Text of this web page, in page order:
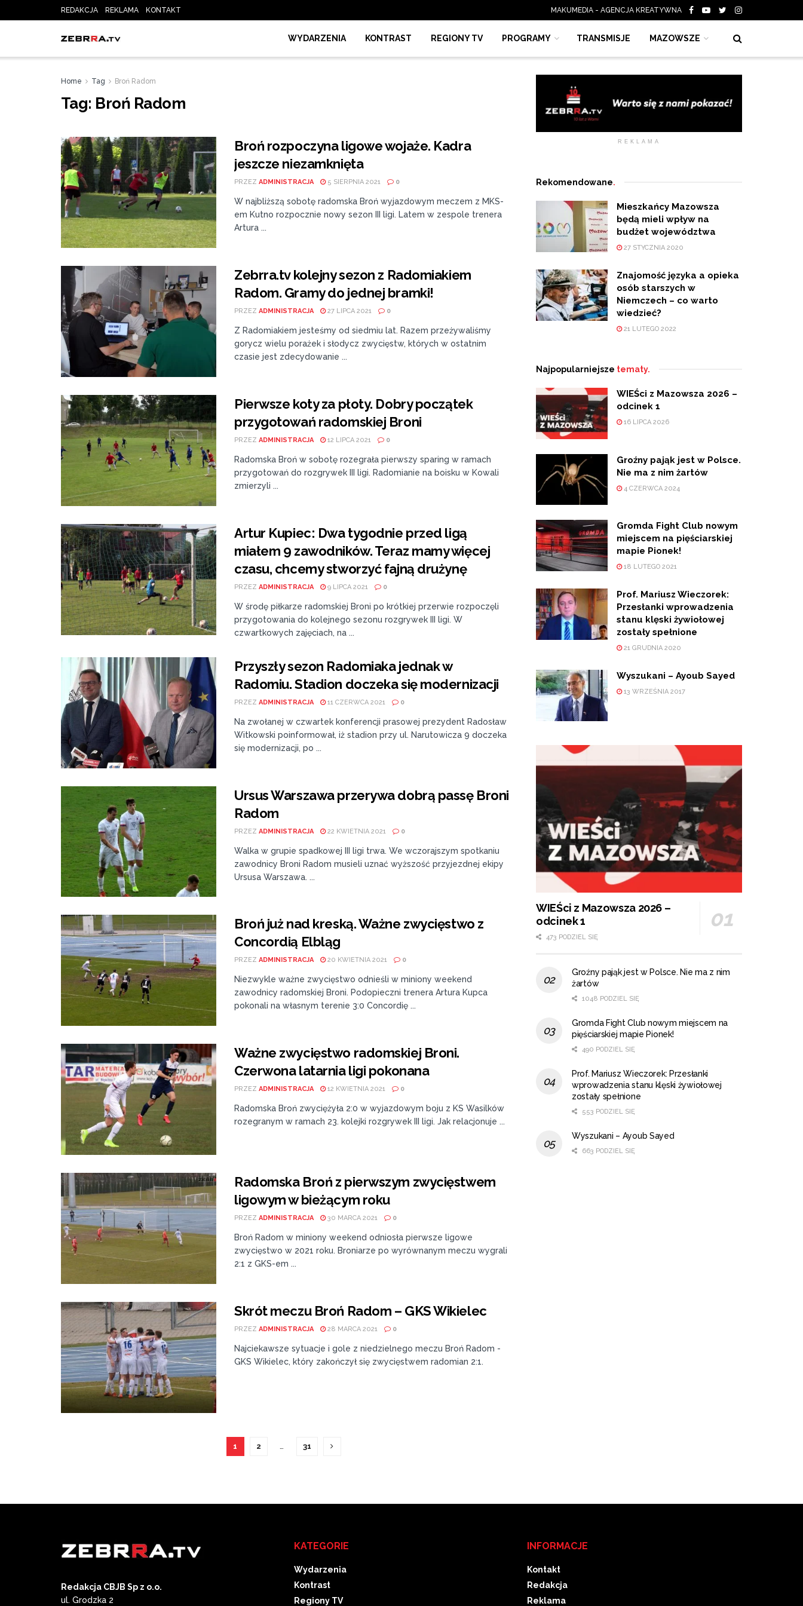
REDAKCJA REKLAMA KONTAKT MAKUMEDIA - AGENCJA KREATYWNA
WYDARZENIA KONTRAST REGIONY TV PROGRAMY TRANSMISJE MAZOWSZE
Home Tag Broń Radom
Tag: Broń Radom
Broń rozpoczyna ligowe wojaże. Kadra
jeszcze niezamknięta
PRZEZ ADMINISTRACJA 5 SIERPNIA 2021 0
W najbliższą sobotę radomska Broń wyjazdowym meczem z MKS-
em Kutno rozpocznie nowy sezon III ligi. Latem w zespole trenera
Artura ...
Zebrra.tv kolejny sezon z Radomiakiem
Radom. Gramy do jednej bramki!
PRZEZ ADMINISTRACJA 27 LIPCA 2021 0
Z Radomiakiem jesteśmy od siedmiu lat. Razem przeżywaliśmy
gorycz wielu porażek i słodycz zwycięstw, których w ostatnim
czasie jest zdecydowanie ...
Pierwsze koty za płoty. Dobry początek
przygotowań radomskiej Broni
PRZEZ ADMINISTRACJA 12 LIPCA 2021 0
Radomska Broń w sobotę rozegrała pierwszy sparing w ramach
przygotowań do rozgrywek III ligi. Radomianie na boisku w Kowali
zmierzyli ...
Artur Kupiec: Dwa tygodnie przed ligą
miałem 9 zawodników. Teraz mamy więcej
czasu, chcemy stworzyć fajną drużynę
PRZEZ ADMINISTRACJA 9 LIPCA 2021 0
W środę piłkarze radomskiej Broni po krótkiej przerwie rozpoczęli
przygotowania do kolejnego sezonu rozgrywek III ligi. W
czwartkowych zajęciach, na ...
Przyszły sezon Radomiaka jednak w
Radomiu. Stadion doczeka się modernizacji
PRZEZ ADMINISTRACJA 11 CZERWCA 2021 0
Na zwołanej w czwartek konferencji prasowej prezydent Radosław
Witkowski poinformował, iż stadion przy ul. Narutowicza 9 doczeka
się modernizacji, po ...
Ursus Warszawa przerywa dobrą passę Broni
Radom
PRZEZ ADMINISTRACJA 22 KWIETNIA 2021 0
Walka w grupie spadkowej III ligi trwa. We wczorajszym spotkaniu
zawodnicy Broni Radom musieli uznać wyższość przyjezdnej ekipy
Ursusa Warszawa. ...
Broń już nad kreską. Ważne zwycięstwo z
Concordią Elbląg
PRZEZ ADMINISTRACJA 20 KWIETNIA 2021 0
Niezwykle ważne zwycięstwo odnieśli w miniony weekend
zawodnicy radomskiej Broni. Podopieczni trenera Artura Kupca
pokonali na własnym terenie 3:0 Concordię ...
Ważne zwycięstwo radomskiej Broni.
Czerwona latarnia ligi pokonana
PRZEZ ADMINISTRACJA 12 KWIETNIA 2021 0
Radomska Broń zwyciężyła 2:0 w wyjazdowym boju z KS Wasilków
rozegranym w ramach 23. kolejki rozgrywek III ligi. Jak relacjonuje ...
Radomska Broń z pierwszym zwycięstwem
ligowym w bieżącym roku
PRZEZ ADMINISTRACJA 30 MARCA 2021 0
Broń Radom w miniony weekend odniosła pierwsze ligowe
zwycięstwo w 2021 roku. Broniarze po wyrównanym meczu wygrali
2:1 z GKS-em ...
Skrót meczu Broń Radom – GKS Wikielec
PRZEZ ADMINISTRACJA 28 MARCA 2021 0
Najciekawsze sytuacje i gole z niedzielnego meczu Broń Radom -
GKS Wikielec, który zakończył się zwycięstwem radomian 2:1.
1 2 … 31
REKLAMA
Rekomendowane.
Mieszkańcy Mazowsza
będą mieli wpływ na
budżet województwa
27 STYCZNIA 2020
Znajomość języka a opieka
osób starszych w
Niemczech – co warto
wiedzieć?
21 LUTEGO 2022
Najpopularniejsze tematy.
WIEŚci z Mazowsza 2026 –
odcinek 1
16 LIPCA 2026
Groźny pająk jest w Polsce.
Nie ma z nim żartów
4 CZERWCA 2024
Gromda Fight Club nowym
miejscem na pięściarskiej
mapie Pionek!
18 LUTEGO 2021
Prof. Mariusz Wieczorek:
Przesłanki wprowadzenia
stanu klęski żywiołowej
zostały spełnione
21 GRUDNIA 2020
Wyszukani – Ayoub Sayed
13 WRZEŚNIA 2017
WIEŚci z Mazowsza 2026 –
odcinek 1
473 PODZIEL SIĘ
Groźny pająk jest w Polsce. Nie ma z nim
żartów
1048 PODZIEL SIĘ
Gromda Fight Club nowym miejscem na
pięściarskiej mapie Pionek!
490 PODZIEL SIĘ
Prof. Mariusz Wieczorek: Przesłanki
wprowadzenia stanu klęski żywiołowej
zostały spełnione
553 PODZIEL SIĘ
Wyszukani – Ayoub Sayed
663 PODZIEL SIĘ
Redakcja CBJB Sp z o.o.
ul. Grodzka 2
KATEGORIE
Wydarzenia
Kontrast
Regiony TV
INFORMACJE
Kontakt
Redakcja
Reklama